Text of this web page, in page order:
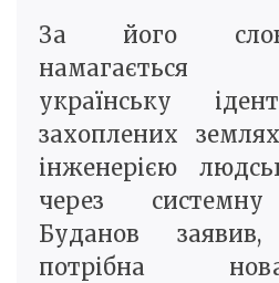
За його
намагається
українську
захоплених
інженерією
через системну
Буданов
потрібна